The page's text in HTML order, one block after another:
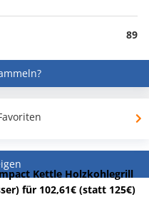
89
Kettle Holzkohlegrill
für 102,61€ (statt 125€)